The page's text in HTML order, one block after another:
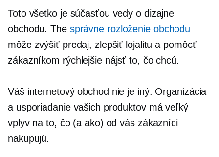
Toto všetko je súčasťou vedy o dizajne
obchodu. The správne rozloženie obchodu
môže zvýšiť predaj, zlepšiť lojalitu a pomôcť
zákazníkom rýchlejšie nájsť to, čo chcú.
Váš internetový obchod nie je iný. Organizácia
a usporiadanie vašich produktov má veľký
vplyv na to, čo (a ako) od vás zákazníci
nakupujú.